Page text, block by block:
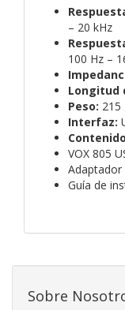
– 20 kHz
100 Hz –
Longitud
Peso: 215
Interfaz:
VOX 805
Adaptador
Guía de
Sobre